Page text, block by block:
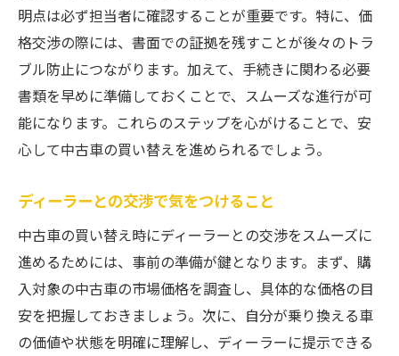
明点は必ず担当者に確認することが重要です。特に、価
格交渉の際には、書面での証拠を残すことが後々のトラ
ブル防止につながります。加えて、手続きに関わる必要
書類を早めに準備しておくことで、スムーズな進行が可
能になります。これらのステップを心がけることで、安
心して中古車の買い替えを進められるでしょう。
ディーラーとの交渉で気をつけること
中古車の買い替え時にディーラーとの交渉をスムーズに
進めるためには、事前の準備が鍵となります。まず、購
入対象の中古車の市場価格を調査し、具体的な価格の目
安を把握しておきましょう。次に、自分が乗り換える車
の価値や状態を明確に理解し、ディーラーに提示できる